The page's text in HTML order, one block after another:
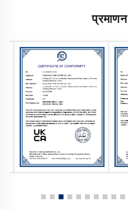
प्रमाणन